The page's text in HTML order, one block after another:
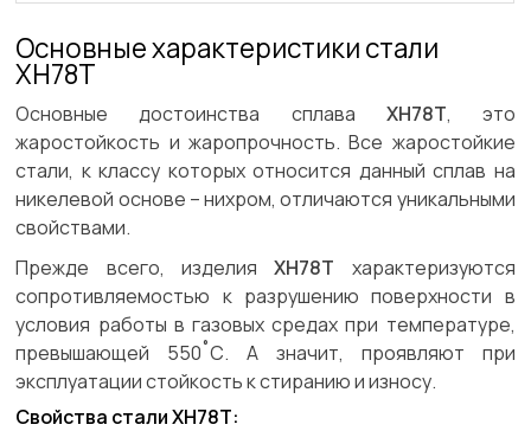
Основные характеристики стали
ХН78Т
Основные достоинства сплава ХН78Т, это
жаростойкость и жаропрочность. Все жаростойкие
стали, к классу которых относится данный сплав на
никелевой основе – нихром, отличаются уникальными
свойствами.
Прежде всего, изделияХН78Т характеризуются
сопротивляемостью к разрушению поверхности в
условия работы в газовых средах при температуре,
превышающей 550˚С. А значит, проявляют при
эксплуатации стойкость к стиранию и износу.
Свойства стали ХН78Т: